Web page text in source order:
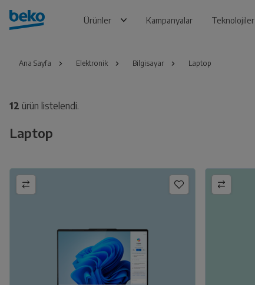
Ürünler Kampanyalar Teknolojiler
Ana Sayfa Elektronik Bilgisayar Laptop
12 ürün listelendi.
Laptop